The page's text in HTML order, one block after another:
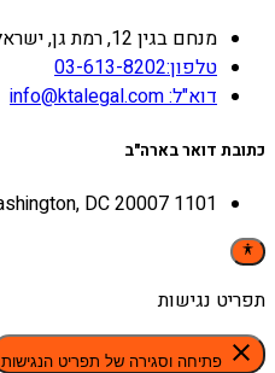
מנחם בגין 12, רמת גן, ישראל
טלפון:03-613-8202
דוא"ל: info@ktalegal.com
כתובת דואר בארה"ב
1101 30th Street NW Suite 500 Washington, DC 20007
תפריט נגישות
close פתיחה וסגירה של תפריט הנגישות